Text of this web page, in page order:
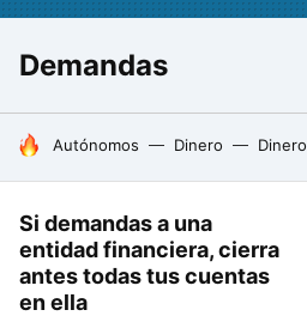
Demandas
HOY SE HABLA DE
Autónomos Dinero Dinero
Si demandas a una
entidad financiera, cierra
antes todas tus cuentas
en ella